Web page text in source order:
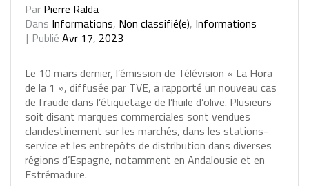
Par Pierre Ralda
Dans Informations, Non classifié(e), Informations
Publié Avr 17, 2023
Le 10 mars dernier, l’émission de Télévision « La Hora
de la 1 », diffusée par TVE, a rapporté un nouveau cas
de fraude dans l’étiquetage de l’huile d’olive. Plusieurs
soit disant marques commerciales sont vendues
clandestinement sur les marchés, dans les stations-
service et les entrepôts de distribution dans diverses
régions d’Espagne, notamment en Andalousie et en
Estrémadure.